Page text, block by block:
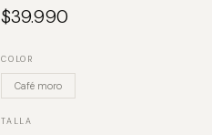
$39.990
COLOR
Café moro
TALLA